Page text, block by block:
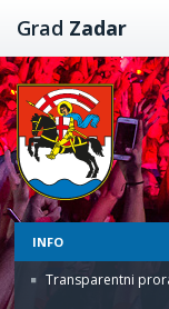
Preskoči
na
sadržaj
Grad Zadar
INFO
Transparentni